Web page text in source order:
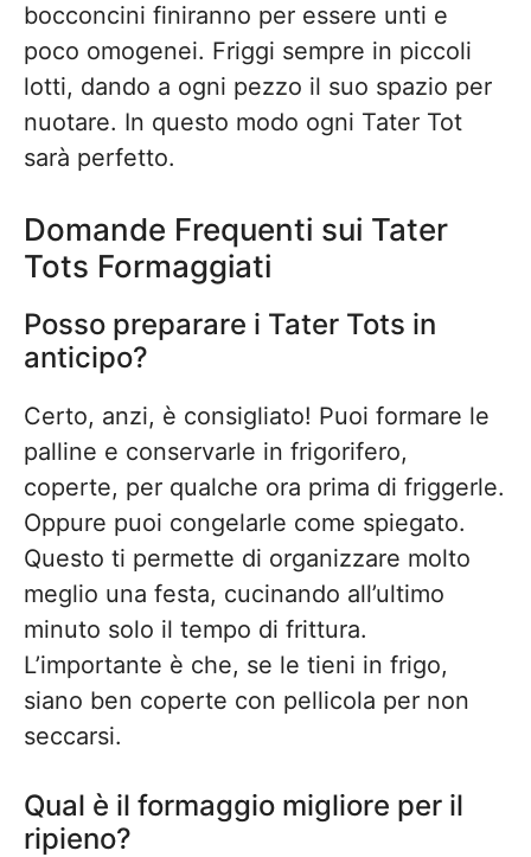
bocconcini finiranno per essere unti e
poco omogenei. Friggi sempre in piccoli
lotti, dando a ogni pezzo il suo spazio per
nuotare. In questo modo ogni Tater Tot
sarà perfetto.
Domande Frequenti sui Tater
Tots Formaggiati
Posso preparare i Tater Tots in
anticipo?
Certo, anzi, è consigliato! Puoi formare le
palline e conservarle in frigorifero,
coperte, per qualche ora prima di friggerle.
Oppure puoi congelarle come spiegato.
Questo ti permette di organizzare molto
meglio una festa, cucinando all’ultimo
minuto solo il tempo di frittura.
L’importante è che, se le tieni in frigo,
siano ben coperte con pellicola per non
seccarsi.
Qual è il formaggio migliore per il
ripieno?